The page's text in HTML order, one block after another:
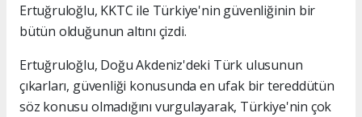
Ertuğruloğlu, KKTC ile Türkiye'nin güvenliğinin bir
bütün olduğunun altını çizdi.
Ertuğruloğlu, Doğu Akdeniz'deki Türk ulusunun
çıkarları, güvenliği konusunda en ufak bir tereddütün
söz konusu olmadığını vurgulayarak, Türkiye'nin çok